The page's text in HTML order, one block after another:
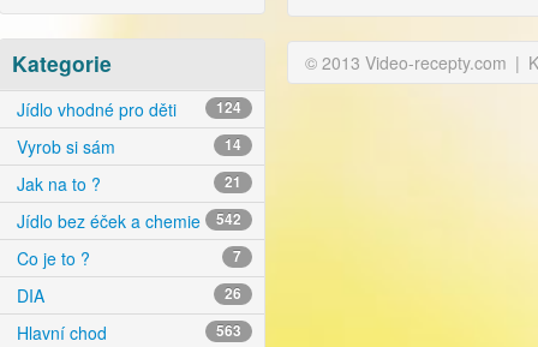
Kategorie
Jídlo vhodné pro děti 124
Vyrob si sám 14
Jak na to ? 21
Jídlo bez éček a chemie 542
Co je to ? 7
DIA 26
Hlavní chod 563
© 2013 Video-recepty.com |